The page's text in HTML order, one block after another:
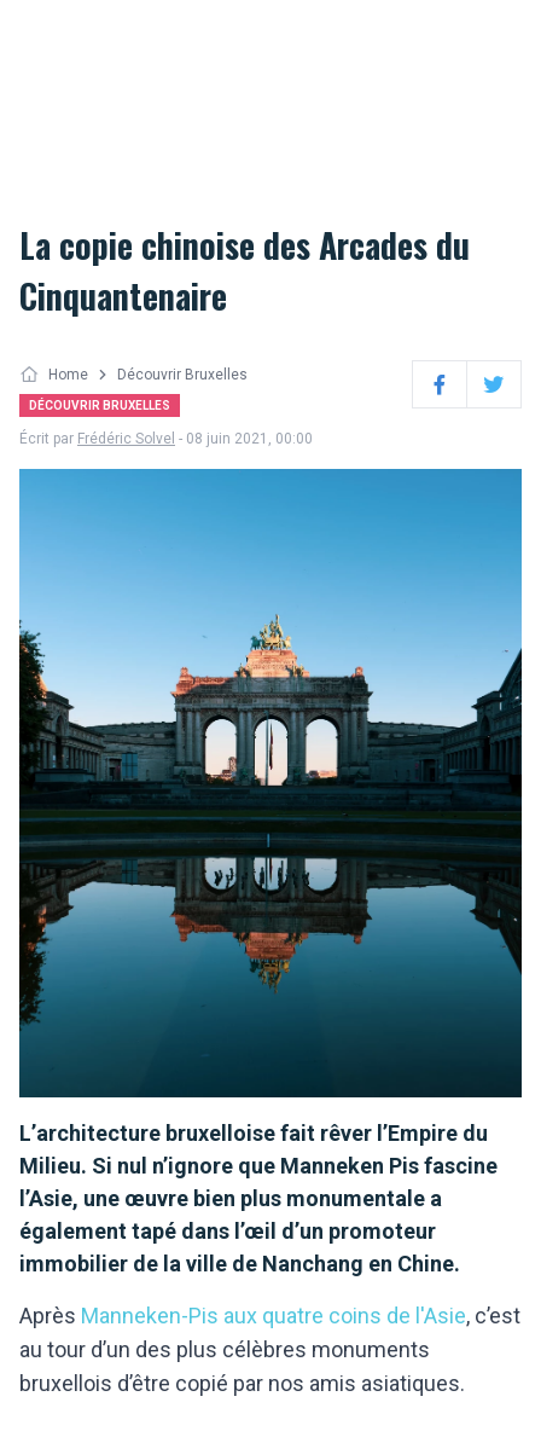
La copie chinoise des Arcades du
Cinquantenaire
Home Découvrir Bruxelles
DÉCOUVRIR BRUXELLES FacebookTwitter
Écrit par Frédéric Solvel - 08 juin 2021, 00:00
L’architecture bruxelloise fait rêver l’Empire du
Milieu. Si nul n’ignore que Manneken Pis fascine
l’Asie, une œuvre bien plus monumentale a
également tapé dans l’œil d’un promoteur
immobilier de la ville de Nanchang en Chine.
Après Manneken-Pis aux quatre coins de l'Asie, c’est
au tour d’un des plus célèbres monuments
bruxellois d’être copié par nos amis asiatiques.